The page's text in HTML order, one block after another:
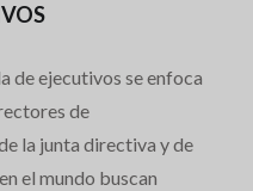
de ejecutivos se enfoca
de
la junta directiva y de
el mundo buscan